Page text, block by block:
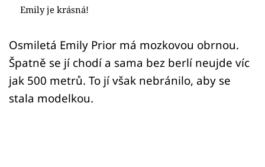
Přihlášení
Sledujte nás
Emily je krásná!
Osmiletá Emily Prior má mozkovou obrnou.
Špatně se jí chodí a sama bez berlí neujde víc
jak 500 metrů. To jí však nebránilo, aby se
stala modelkou.